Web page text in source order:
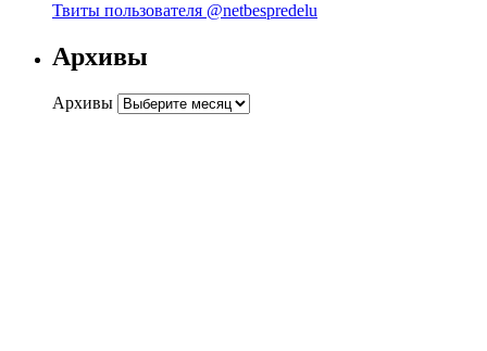
Твиты пользователя @netbespredelu
Архивы
Архивы